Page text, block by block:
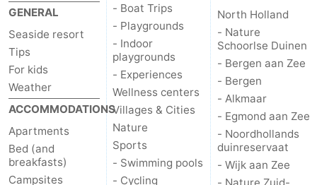
GENERAL
Seaside resort
Tips
For kids
Weather
ACCOMMODATIONS
Apartments
Bed (and
breakfasts)
Campsites
- Boat Trips
- Playgrounds
- Indoor
playgrounds
- Experiences
Wellness centers
Villages & Cities
Nature
Sports
- Swimming pools
- Cycling
North Holland
- Nature
Schoorlse Duinen
- Bergen aan Zee
- Bergen
- Alkmaar
- Egmond aan Zee
- Noordhollands
duinreservaat
- Wijk aan Zee